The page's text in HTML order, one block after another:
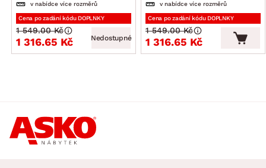
v nabídce více rozměrů
Cena po zadání kódu DOPLNKY
1 316.65 Kč
1 549.00 Kč
Nedostupné
v nabídce více rozměrů
Cena po zadání kódu DOPLNKY
1 316.65 Kč
1 549.00 Kč